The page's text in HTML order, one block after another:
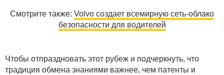
Смотрите также: Volvo создает всемирную сеть-облако
безопасности для водителей
Чтобы отпраздновать этот рубеж и подчеркнуть, что
традиция обмена знаниями важнее, чем патенты и